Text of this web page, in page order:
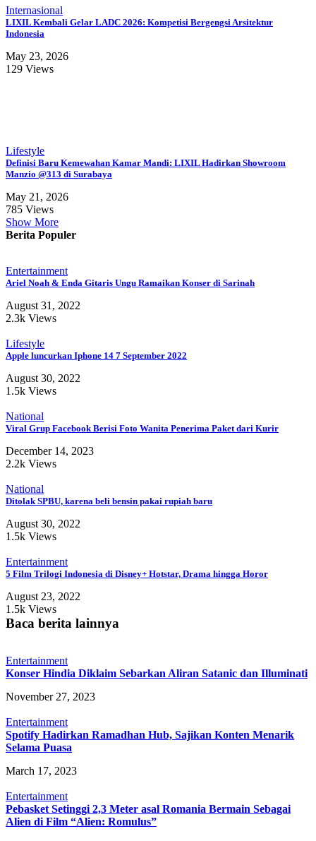
Internasional
LIXIL Kembali Gelar LADC 2026: Kompetisi Bergengsi Arsitektur
Indonesia
May 23, 2026
129 Views
Lifestyle
Definisi Baru Kemewahan Kamar Mandi: LIXIL Hadirkan Showroom
Manzio @313 di Surabaya
May 21, 2026
785 Views
Show More
Berita Populer
Entertainment
Ariel Noah & Enda Gitaris Ungu Ramaikan Konser di Sarinah
August 31, 2022
2.3k Views
Lifestyle
Apple luncurkan Iphone 14 7 September 2022
August 30, 2022
1.5k Views
National
Viral Grup Facebook Berisi Foto Wanita Penerima Paket dari Kurir
December 14, 2023
2.2k Views
National
Ditolak SPBU, karena beli bensin pakai rupiah baru
August 30, 2022
1.5k Views
Entertainment
5 Film Trilogi Indonesia di Disney+ Hotstar, Drama hingga Horor
August 23, 2022
1.5k Views
Baca berita lainnya
Entertainment
Konser Hindia Diklaim Sebarkan Aliran Satanic dan Illuminati
November 27, 2023
Entertainment
Spotify Hadirkan Ramadhan Hub, Sajikan Konten Menarik
Selama Puasa
March 17, 2023
Entertainment
Pebasket Setinggi 2,3 Meter asal Romania Bermain Sebagai
Alien di Film “Alien: Romulus”